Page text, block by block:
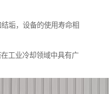
垢，设备的使用寿命相
工业冷却领域中具有广